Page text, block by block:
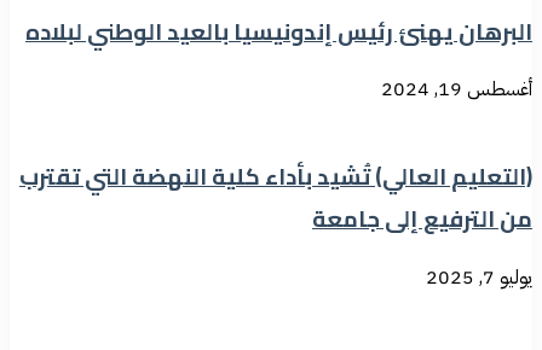
البرهان يهنئ رئيس إندونيسيا بالعيد الوطني لبلاده
أغسطس 19, 2024
(التعليم العالي) تُشيد بأداء كلية النهضة التي تقترب
من الترفيع إلى جامعة
يوليو 7, 2025